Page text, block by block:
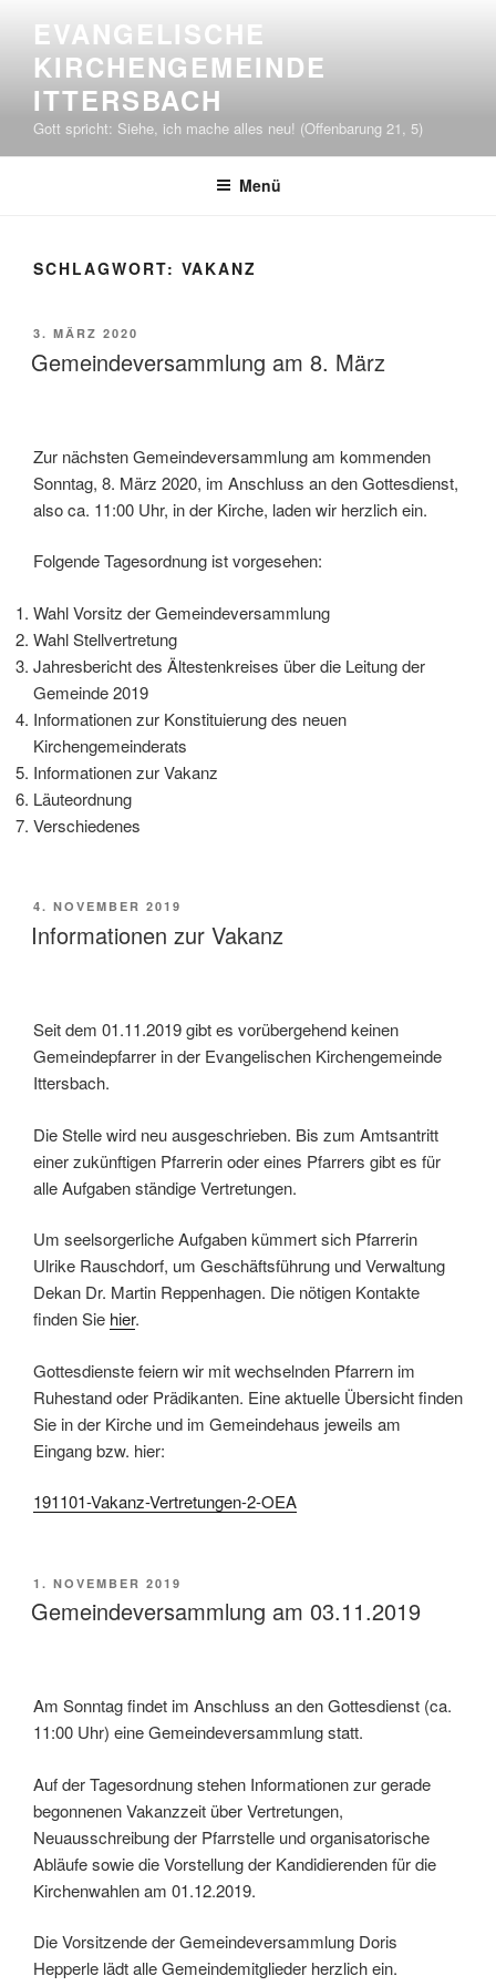
springen
EVANGELISCHE
KIRCHENGEMEINDE
ITTERSBACH
Gott spricht: Siehe, ich mache alles neu! (Offenbarung 21, 5)
Menü
SCHLAGWORT: VAKANZ
VERÖFFENTLICHT
AM
3. MÄRZ 2020
Gemeindeversammlung am 8. März
Zur nächsten Gemeindeversammlung am kommenden
Sonntag, 8. März 2020, im Anschluss an den Gottesdienst,
also ca. 11:00 Uhr, in der Kirche, laden wir herzlich ein.
Folgende Tagesordnung ist vorgesehen:
Wahl Vorsitz der Gemeindeversammlung
Wahl Stellvertretung
Jahresbericht des Ältestenkreises über die Leitung der
Gemeinde 2019
Informationen zur Konstituierung des neuen
Kirchengemeinderats
Informationen zur Vakanz
Läuteordnung
Verschiedenes
VERÖFFENTLICHT
AM
4. NOVEMBER 2019
Informationen zur Vakanz
Seit dem 01.11.2019 gibt es vorübergehend keinen
Gemeindepfarrer in der Evangelischen Kirchengemeinde
Ittersbach.
Die Stelle wird neu ausgeschrieben. Bis zum Amtsantritt
einer zukünftigen Pfarrerin oder eines Pfarrers gibt es für
alle Aufgaben ständige Vertretungen.
Um seelsorgerliche Aufgaben kümmert sich Pfarrerin
Ulrike Rauschdorf, um Geschäftsführung und Verwaltung
Dekan Dr. Martin Reppenhagen. Die nötigen Kontakte
finden Sie hier.
Gottesdienste feiern wir mit wechselnden Pfarrern im
Ruhestand oder Prädikanten. Eine aktuelle Übersicht finden
Sie in der Kirche und im Gemeindehaus jeweils am
Eingang bzw. hier:
191101-Vakanz-Vertretungen-2-OEA
VERÖFFENTLICHT
AM
1. NOVEMBER 2019
Gemeindeversammlung am 03.11.2019
Am Sonntag findet im Anschluss an den Gottesdienst (ca.
11:00 Uhr) eine Gemeindeversammlung statt.
Auf der Tagesordnung stehen Informationen zur gerade
begonnenen Vakanzzeit über Vertretungen,
Neuausschreibung der Pfarrstelle und organisatorische
Abläufe sowie die Vorstellung der Kandidierenden für die
Kirchenwahlen am 01.12.2019.
Die Vorsitzende der Gemeindeversammlung Doris
Hepperle lädt alle Gemeindemitglieder herzlich ein.